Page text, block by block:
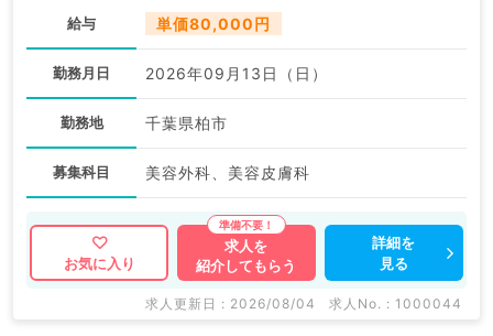
給与 単価80,000円
勤務月日 2026年09月13日（日）
勤務地 千葉県柏市
募集科目 美容外科、美容皮膚科
お気に入り
求人を
紹介してもらう
詳細を
見る
求人更新日 : 2026/08/04 求人No. : 1000044